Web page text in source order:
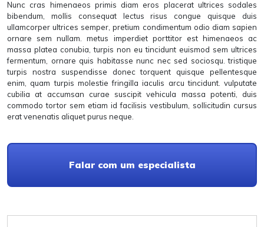
Nunc cras himenaeos primis diam eros placerat ultrices sodales
bibendum, mollis consequat lectus risus congue quisque duis
ullamcorper ultrices semper, pretium condimentum odio diam sapien
ornare sem nullam. metus imperdiet porttitor est himenaeos ac
massa platea conubia, turpis non eu tincidunt euismod sem ultrices
fermentum, ornare quis habitasse nunc nec sed sociosqu. tristique
turpis nostra suspendisse donec torquent quisque pellentesque
enim, quam turpis molestie fringilla iaculis arcu tincidunt. vulputate
cubilia at accumsan curae suscipit vehicula massa potenti, duis
commodo tortor sem etiam id facilisis vestibulum, sollicitudin cursus
erat venenatis aliquet purus neque.
Falar com um especialista